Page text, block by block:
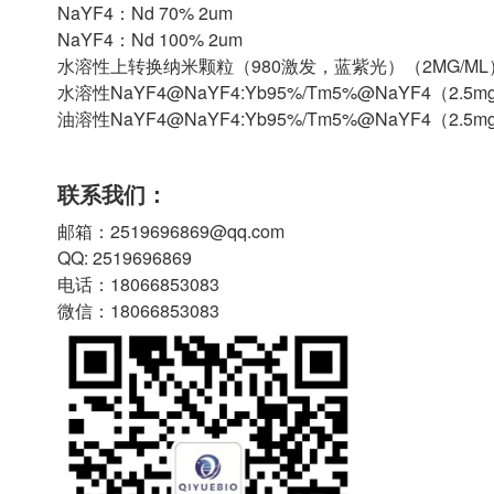
NaYF4：Nd 70% 2um
NaYF4：Nd 100% 2um
水溶性上转换纳米颗粒（980激发，蓝紫光）（2MG/ML）
水溶性NaYF4@NaYF4:Yb95%/Tm5%@NaYF4（
油溶性NaYF4@NaYF4:Yb95%/Tm5%@NaYF4（
联系我们：
邮箱：2519696869@qq.com
QQ: 2519696869
电话：18066853083
微信：18066853083